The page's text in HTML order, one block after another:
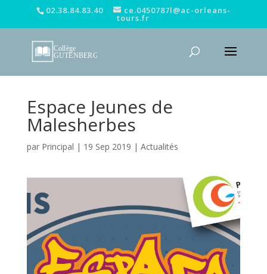
02.38.84.83.40 ce.0450787l@ac-orleans-
tours.fr
Espace Jeunes de
Malesherbes
par Principal | 19 Sep 2019 | Actualités